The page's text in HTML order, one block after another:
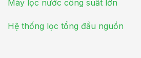
Máy lọc nước công suất lớn
Hệ thống lọc tổng đầu nguồn